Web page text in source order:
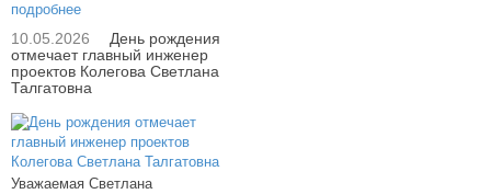
подробнее
10.05.2026
День рождения
отмечает главный инженер
проектов Колегова Светлана
Талгатовна
Уважаемая Светлана